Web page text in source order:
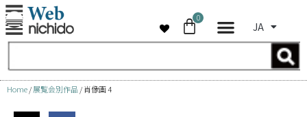
コ
テ
ン
0
JA
Home/展覧会別作品 / 肖像画 4